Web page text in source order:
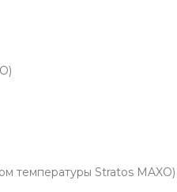
температуры Stratos MAXO)